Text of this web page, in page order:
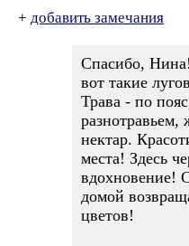
+ добавить замечания
Спасибо,
вот такие
Трава - по
нектар.
места! Здесь
вдохновение!
домой
цветов!